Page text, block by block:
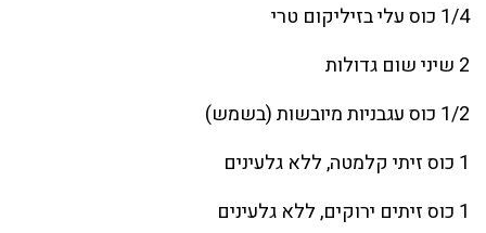
1/4 כוס עלי בזיליקום טרי
2 שיני שום גדולות
1/2 כוס עגבניות מיובשות (בשמש)
1 כוס זיתי קלמטה, ללא גלעינים
1 כוס זיתים ירוקים, ללא גלעינים